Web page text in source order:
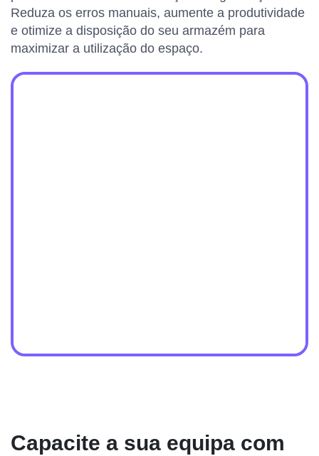
Reduza os erros manuais, aumente a produtividade
e otimize a disposição do seu armazém para
maximizar a utilização do espaço.
Capacite a sua equipa com